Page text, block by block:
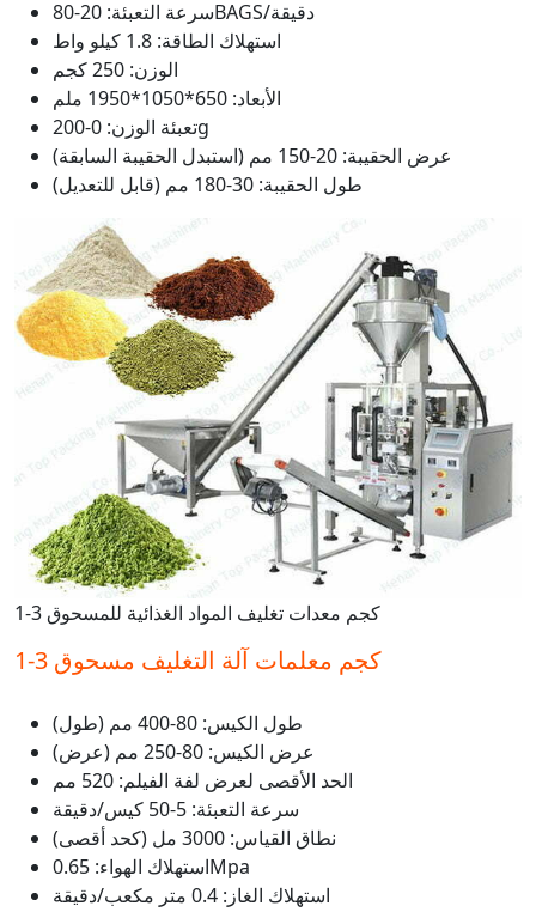
سرعة التعبئة: 20-80BAGS/دقيقة
استهلاك الطاقة: 1.8 كيلو واط
الوزن: 250 كجم
الأبعاد: 650*1050*1950 ملم
تعبئة الوزن: 0-200g
عرض الحقيبة: 20-150 مم (استبدل الحقيبة السابقة)
طول الحقيبة: 30-180 مم (قابل للتعديل)
1-3 كجم معدات تغليف المواد الغذائية للمسحوق
1-3 كجم معلمات آلة التغليف مسحوق
طول الكيس: 80-400 مم (طول)
عرض الكيس: 80-250 مم (عرض)
الحد الأقصى لعرض لفة الفيلم: 520 مم
سرعة التعبئة: 5-50 كيس/دقيقة
نطاق القياس: 3000 مل (كحد أقصى)
استهلاك الهواء: 0.65Mpa
استهلاك الغاز: 0.4 متر مكعب/دقيقة